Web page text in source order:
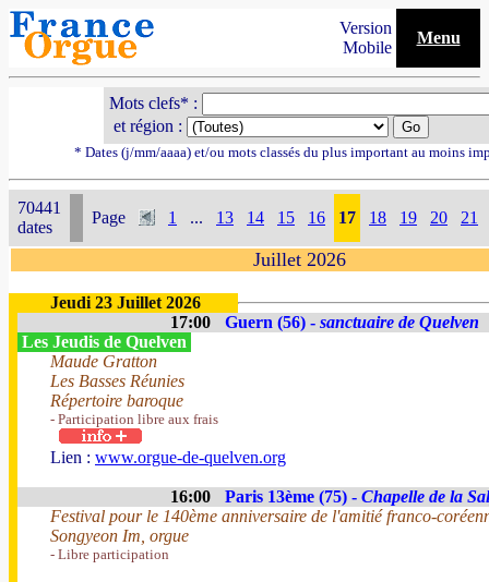
Version
Mobile
Menu
Mots clefs* :
et région :
* Dates (j/mm/aaaa) et/ou mots classés du plus important au moins
70441
dates
Page 1 ... 13 14 15 16 17 18 19 20 21
Juillet 2026
Jeudi 23 Juillet 2026
17:00
Guern (56) - sanctuaire de Quelven
Les Jeudis de Quelven
Maude Gratton
Les Basses Réunies
Répertoire baroque
- Participation libre aux frais
Lien : www.orgue-de-quelven.org
16:00 Paris 13ème (75) - Chapelle de la
Festival pour le 140ème anniversaire de l'amitié franco-
Songyeon Im, orgue
- Libre participation